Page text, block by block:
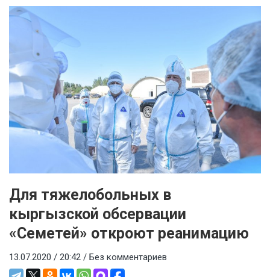
Для тяжелобольных в
кыргызской обсервации
«Семетей» откроют реанимацию
13.07.2020 / 20:42 / Без комментариев